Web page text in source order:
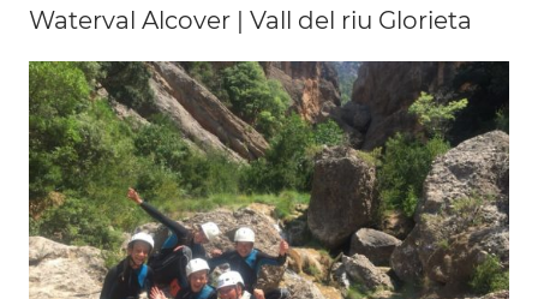
Waterval Alcover | Vall del riu Glorieta